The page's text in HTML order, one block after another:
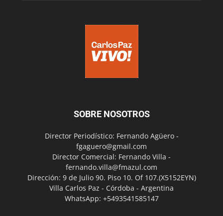
SOBRE NOSOTROS
Director Periodístico: Fernando Agüero -
fgaguero@gmail.com
Director Comercial: Fernando Villa -
fernando.villa@fmazul.com
Dirección: 9 de Julio 90. Piso 10. Of 107.(X5152EYN)
Villa Carlos Paz - Córdoba - Argentina
WhatsApp: +5493541585147